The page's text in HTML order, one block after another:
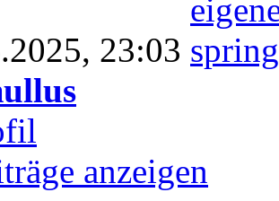
23:03
anzeigen